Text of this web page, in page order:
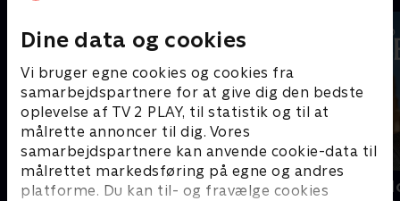
Dine data og cookies
Vi bruger egne cookies og cookies fra
samarbejdspartnere for at give dig den bedste
oplevelse af TV 2 PLAY, til statistik og til at
målrette annoncer til dig. Vores
samarbejdspartnere kan anvende cookie-data til
målrettet markedsføring på egne og andres
platforme. Du kan til- og fravælge cookies
The Hunting Party Inspector